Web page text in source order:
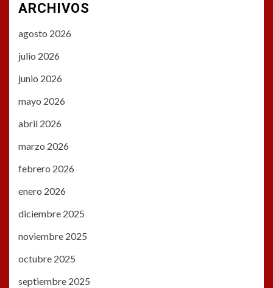
ARCHIVOS
agosto 2026
julio 2026
junio 2026
mayo 2026
abril 2026
marzo 2026
febrero 2026
enero 2026
diciembre 2025
noviembre 2025
octubre 2025
septiembre 2025